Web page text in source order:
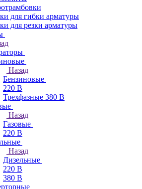
для гибки арматуры
для резки арматуры
Назад
Бензиновые
220 В
Трехфазные 380 В
Назад
Газовые
220 В
Назад
Дизельные
220 В
380 В